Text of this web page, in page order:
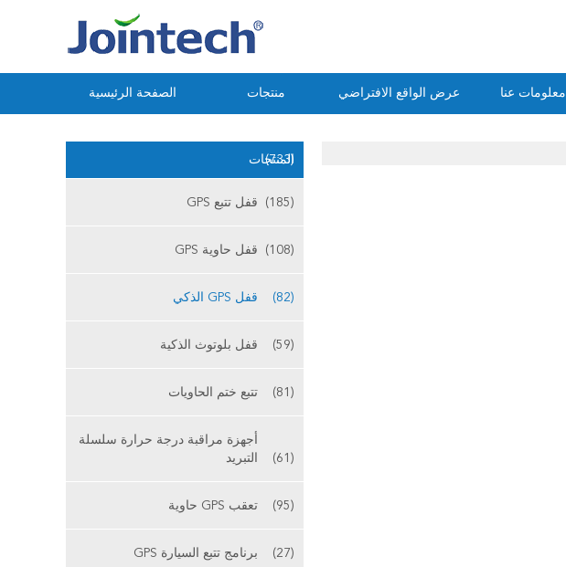
الصفحة الرئيسية منتجات عرض الواقع الافتراضي معلومات عنا
المنتجات(733)
قفل تتبع GPS (185)
قفل حاوية GPS (108)
قفل GPS الذكي (82)
قفل بلوتوث الذكية (59)
تتبع ختم الحاويات (81)
أجهزة مراقبة درجة حرارة سلسلة
التبريد
(61)
تعقب GPS حاوية (95)
برنامج تتبع السيارة GPS (27)